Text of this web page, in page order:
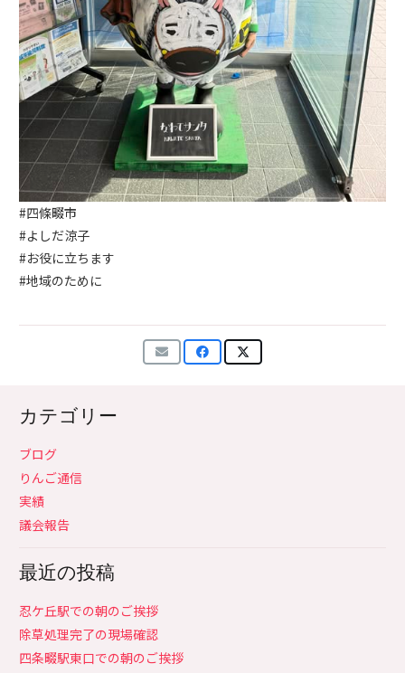
#四條畷市
#よしだ涼子
#お役に立ちます
#地域のために
カテゴリー
ブログ
りんご通信
実績
議会報告
最近の投稿
忍ケ丘駅での朝のご挨拶
除草処理完了の現場確認
四条畷駅東口での朝のご挨拶